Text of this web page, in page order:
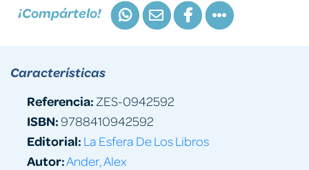
¡Compártelo!
Características
Referencia: ZES-0942592
ISBN:9788410942592
Editorial: La Esfera De Los Libros
Autor:Ander, Alex